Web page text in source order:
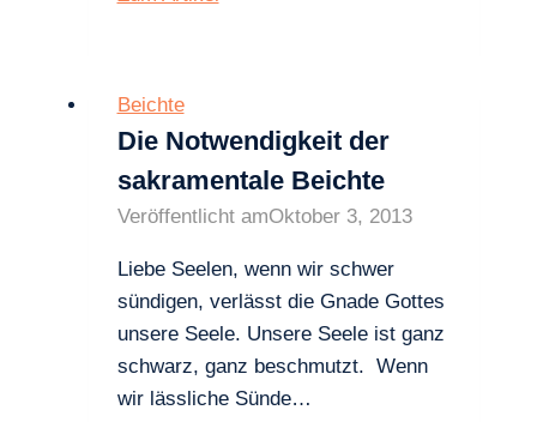
Beichte
Die Notwendigkeit der
sakramentale Beichte
Veröffentlicht amOktober 3, 2013
Liebe Seelen, wenn wir schwer
sündigen, verlässt die Gnade Gottes
unsere Seele. Unsere Seele ist ganz
schwarz, ganz beschmutzt. Wenn
wir lässliche Sünde…